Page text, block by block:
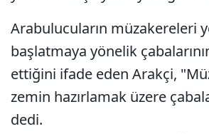
Arabulucuların müzakereleri
başlatmaya yönelik
ettiğini ifade eden Arakçi,
zemin hazırlamak üzere
dedi.